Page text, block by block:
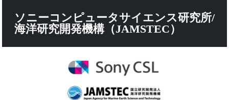
ソニーコンピュータサイエンス研究所/
海洋研究開発機構（JAMSTEC）